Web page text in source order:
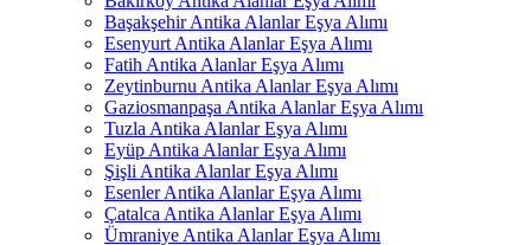
Başakşehir Antika Alanlar Eşya Alımı
Esenyurt Antika Alanlar Eşya Alımı
Fatih Antika Alanlar Eşya Alımı
Zeytinburnu Antika Alanlar Eşya Alımı
Gaziosmanpaşa Antika Alanlar Eşya Alımı
Tuzla Antika Alanlar Eşya Alımı
Eyüp Antika Alanlar Eşya Alımı
Şişli Antika Alanlar Eşya Alımı
Esenler Antika Alanlar Eşya Alımı
Çatalca Antika Alanlar Eşya Alımı
Ümraniye Antika Alanlar Eşya Alımı